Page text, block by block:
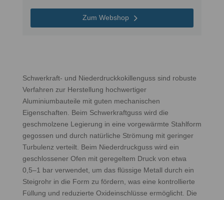
Zum Webshop
Schwerkraft- und Niederdruckkokillenguss sind robuste
Verfahren zur Herstellung hochwertiger
Aluminiumbauteile mit guten mechanischen
Eigenschaften. Beim Schwerkraftguss wird die
geschmolzene Legierung in eine vorgewärmte Stahlform
gegossen und durch natürliche Strömung mit geringer
Turbulenz verteilt. Beim Niederdruckguss wird ein
geschlossener Ofen mit geregeltem Druck von etwa
0,5–1 bar verwendet, um das flüssige Metall durch ein
Steigrohr in die Form zu fördern, was eine kontrollierte
Füllung und reduzierte Oxideinschlüsse ermöglicht. Die